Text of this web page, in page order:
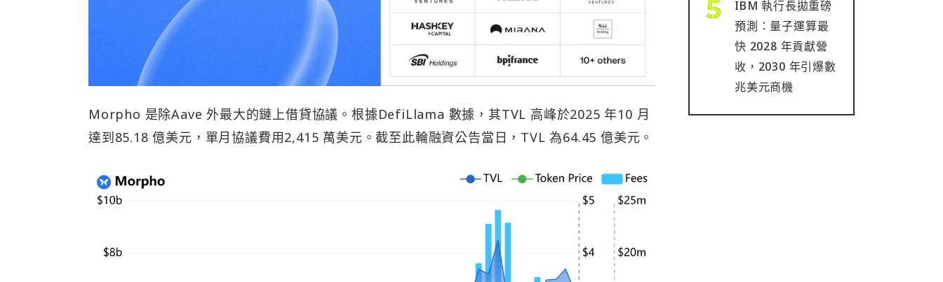
Morpho 是除Aave 外最大的鏈上借貸協議。根據DefiLlama 數據，其TVL 高峰於2025 年10 月
達到85.18 億美元，單月協議費用2,415 萬美元。截至此輪融資公告當日，TVL 為64.45 億美元。
IBM 執行長拋重磅
預測：量子運算最
快 2028 年貢獻營
收，2030 年引爆數
兆美元商機